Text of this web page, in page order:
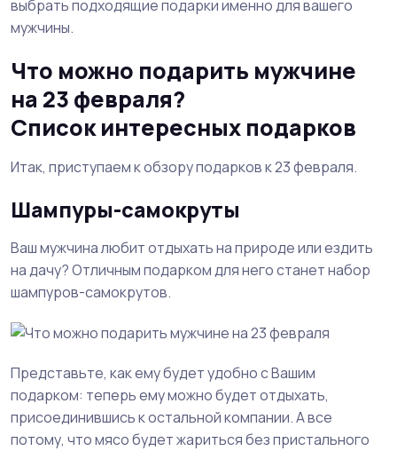
выбрать подходящие подарки именно для вашего
мужчины.
Что можно подарить мужчине
на 23 февраля?
Список интересных подарков
Итак, приступаем к обзору подарков к 23 февраля.
Шампуры-самокруты
Ваш мужчина любит отдыхать на природе или ездить
на дачу? Отличным подарком для него станет набор
шампуров-самокрутов.
Представьте, как ему будет удобно с Вашим
подарком: теперь ему можно будет отдыхать,
присоединившись к остальной компании. А все
потому, что мясо будет жариться без пристального